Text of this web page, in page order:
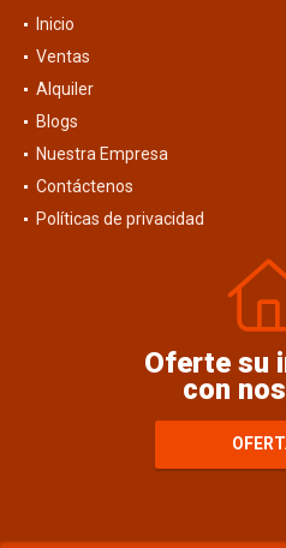
Inicio
Ventas
Alquiler
Blogs
Nuestra Empresa
Contáctenos
Políticas de privacidad
Oferte su
con